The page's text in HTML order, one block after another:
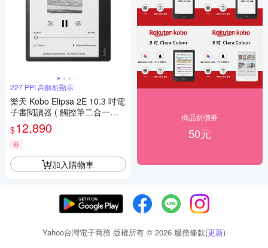
227 PPI 高解析顯示
樂天 Kobo Elipsa 2E 10.3 吋電
子書閱讀器 ( 觸控筆二合一套
組 )
$12,890
券
加入購物車
商品折價券
50元
Yahoo台灣電子商務 版權所有 © 2026 服務條款(更新)